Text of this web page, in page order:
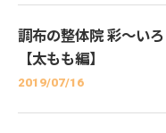
調布の整体院 彩～い
【太もも編】
2019/07/16